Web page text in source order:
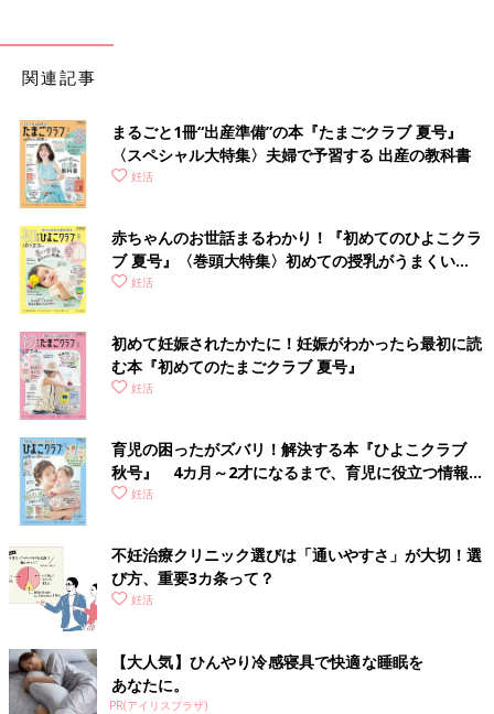
関連記事
まるごと1冊“出産準備”の本『たまごクラブ 夏号』
〈スペシャル大特集〉夫婦で予習する 出産の教科書
妊活
赤ちゃんのお世話まるわかり！『初めてのひよこクラ
ブ 夏号』〈巻頭大特集〉初めての授乳がうまくい
く！ おっぱい・ミルクの基本と夏のトラブル 解決テ
妊活
初めて妊娠されたかたに！妊娠がわかったら最初に読
む本『初めてのたまごクラブ 夏号』
妊活
育児の困ったがズバリ！解決する本『ひよこクラブ
秋号』 4カ月～2才になるまで、育児に役立つ情報が
いっぱい！
妊活
不妊治療クリニック選びは「通いやすさ」が大切！選
び方、重要3カ条って？
妊活
【大人気】ひんやり冷感寝具で快適な睡眠を
あなたに。
PR(アイリスプラザ)